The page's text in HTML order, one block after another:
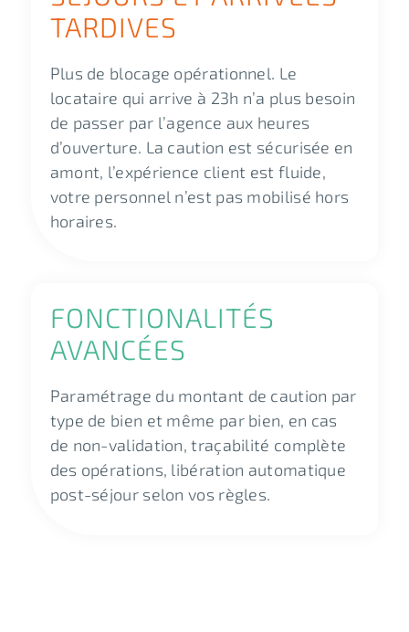
TARDIVES
Plus de blocage opérationnel. Le
locataire qui arrive à 23h n’a plus besoin
de passer par l’agence aux heures
d’ouverture. La caution est sécurisée en
amont, l’expérience client est fluide,
votre personnel n’est pas mobilisé hors
horaires.
FONCTIONALITÉS
AVANCÉES
Paramétrage du montant de caution par
type de bien et même par bien, en cas
de non-validation, traçabilité complète
des opérations, libération automatique
post-séjour selon vos règles.